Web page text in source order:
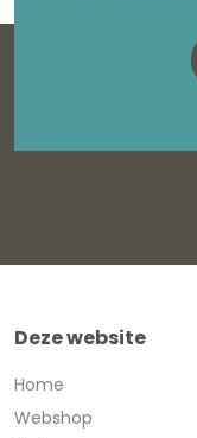
Deze website
Home
Webshop